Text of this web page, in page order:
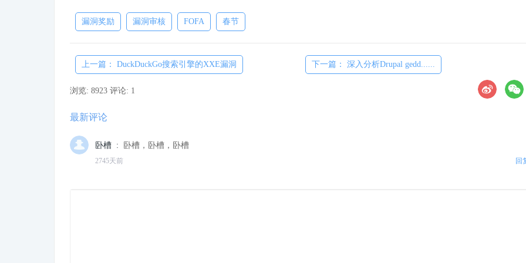
漏洞奖励 漏洞审核 FOFA 春节
上一篇： DuckDuckGo搜索引擎的XXE漏洞 下一篇： 深入分析Drupal gedd......
浏览: 8923 评论: 1
最新评论
卧槽 : 卧槽，卧槽，卧槽
2745天前 回